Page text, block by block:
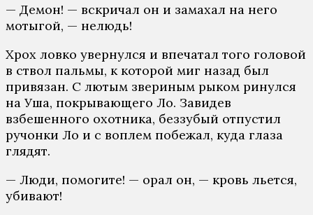
— Демон! — вскричал он и замахал на него
мотыгой, — нелюдь!
Хрох ловко увернулся и впечатал того головой
в ствол пальмы, к которой миг назад был
привязан. С лютым звериным рыком ринулся
на Уша, покрывающего Ло. Завидев
взбешенного охотника, беззубый отпустил
ручонки Ло и с воплем побежал, куда глаза
глядят.
— Люди, помогите! — орал он, — кровь льется,
убивают!